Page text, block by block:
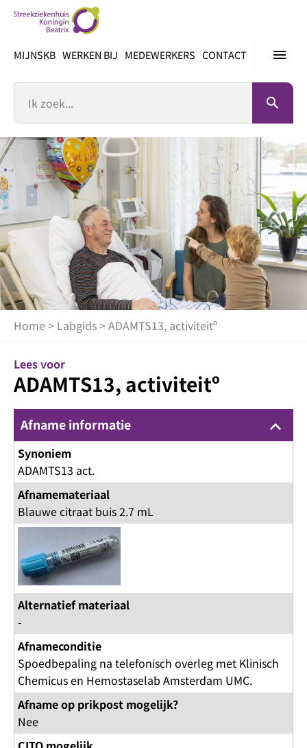
inhoud
menu
MIJNSKB WERKEN BIJ MEDEWERKERS CONTACT
search
Home > Labgids> ADAMTS13, activiteitº
Lees voor
ADAMTS13, activiteitº
Afname informatie keyboard_arrow_up
Synoniem
ADAMTS13 act.
Afnamemateriaal
Blauwe citraat buis 2.7 mL
Alternatief materiaal
-
Afnameconditie
Spoedbepaling na telefonisch overleg met Klinisch
Chemicus en Hemostaselab Amsterdam UMC.
Afname op prikpost mogelijk?
Nee